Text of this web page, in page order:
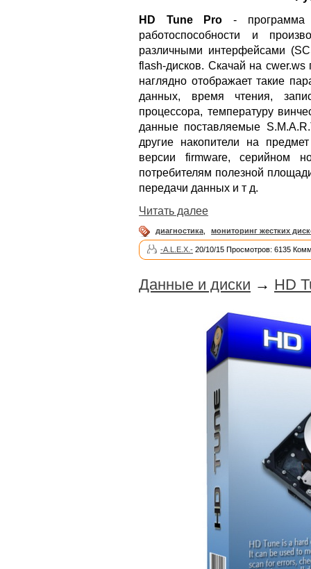
HD Tune Pro - программа
работоспособности и
различными интерфейсами
flash-дисков. Скачай на
наглядно отображает такие
данных, время чтения,
процессора, температуру
данные поставляемые
другие накопители на
версии firmware, серийном
потребителям полезной
передачи данных и т д.
Читать далее
диагностика мониторинг жестких
-A.L.E.X.- 20/10/15 Просмотров: 6135
Данные и диски → HD